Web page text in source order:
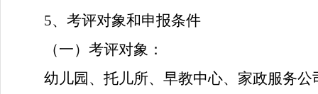
5、考评对象和申报条件
（一）考评对象：
幼儿园、托儿所、早教中心、家政服务